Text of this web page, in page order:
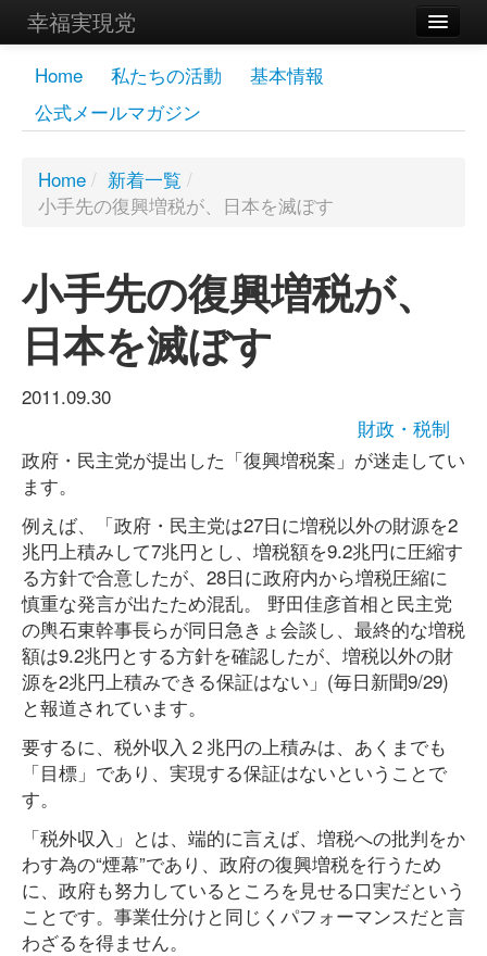
幸福実現党
メンバーズページ
党員
お問い合わせ
Home 私たちの活動
基本情報
公式メールマガジン
Home / 新着一覧 /
小手先の復興増税が、日本を滅ぼす
小手先の復興増税が、
日本を滅ぼす
2011.09.30
財政・税制
政府・民主党が提出した「復興増税案」が迷走してい
ます。
例えば、「政府・民主党は27日に増税以外の財源を2
兆円上積みして7兆円とし、増税額を9.2兆円に圧縮す
る方針で合意したが、28日に政府内から増税圧縮に
慎重な発言が出たため混乱。 野田佳彦首相と民主党
の輿石東幹事長らが同日急きょ会談し、最終的な増税
額は9.2兆円とする方針を確認したが、増税以外の財
源を2兆円上積みできる保証はない」(毎日新聞9/29)
と報道されています。
要するに、税外収入２兆円の上積みは、あくまでも
「目標」であり、実現する保証はないということで
す。
「税外収入」とは、端的に言えば、増税への批判をか
わす為の“煙幕”であり、政府の復興増税を行うため
に、政府も努力しているところを見せる口実だという
ことです。事業仕分けと同じくパフォーマンスだと言
わざるを得ません。